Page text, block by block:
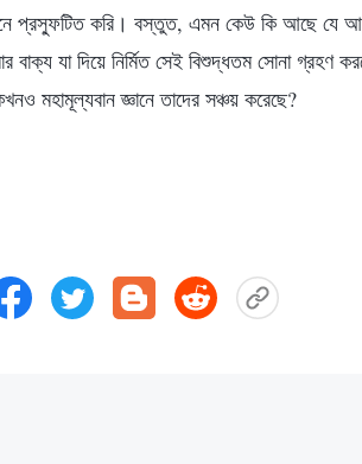
প্রস্ফুটিত করি। বস্তুত, এমন কেউ কি আছে যে
বাক্য যা দিয়ে নির্মিত সেই বিশুদ্ধতম সোনা গ্রহণ
মহামূল্যবান জ্ঞানে তাদের সঞ্চয় করেছে?